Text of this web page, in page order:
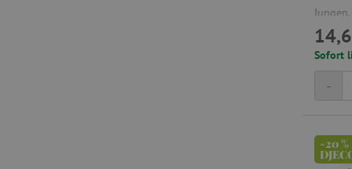
und
Sofort
-
-20